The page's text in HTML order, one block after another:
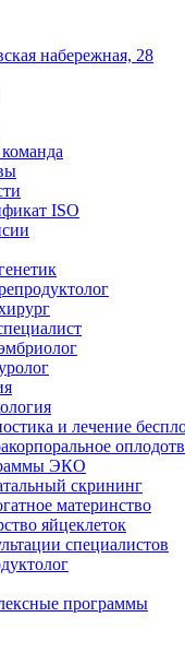
набережная, 28
ISO
и лечение
ЭКО
скрининг
материнство
яйцеклеток
специалистов
программы